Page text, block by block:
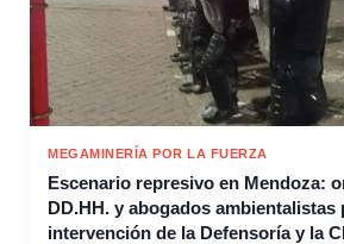
MEGAMINERÍA POR LA FUERZA
Escenario represivo en Mendoza:
DD.HH. y abogados ambientalistas
intervención de la Defensoría y la